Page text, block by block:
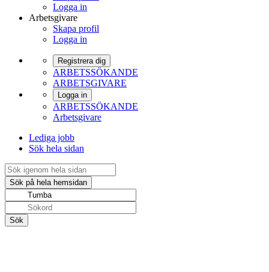
Logga in
Arbetsgivare
Skapa profil
Logga in
Registrera dig
ARBETSSÖKANDE
ARBETSGIVARE
Logga in
ARBETSSÖKANDE
Arbetsgivare
Lediga jobb
Sök hela sidan